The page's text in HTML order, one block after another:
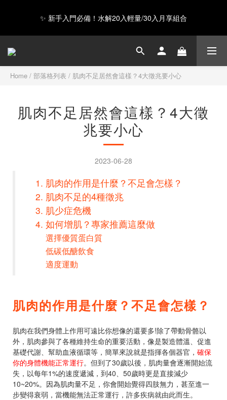
GAIA 超級蛋白全新上市，給你超級力量 ❤️
✨ 新手入門必備！水解20入輕量/30入月享組合
Happy Father's Day！指定商品輸入【LUVDAD】現享88折！點我
Home / 部落格列表 / 肌肉不足居然會這樣？4大徵兆要小心
肌肉不足居然會這樣？4大徵
兆要小心
2023-06-28
肌肉的作用是什麼？不足會怎樣？
肌肉不足的4種徵兆
肌少症危機
如何增肌？專家推薦這麼做
選擇優質蛋白質
低碳低醣飲食
適度運動
肌肉的作用是什麼？不足會怎樣？
肌肉在我們身體上作用可遠比你想像的還要多!除了帶動骨骼以
外，肌肉參與了各種維持生命的重要活動，像是製造體溫、促進
基礎代謝、幫助血液循環等，簡單來說就是指揮各個器官， 確保
你的身體機能正常運行。但到了30歲以後，肌肉量會逐漸開始流
失，以每年1%的速度遞減，到40、50歲時更是直接減少
10~20%。因為肌肉量不足，你會開始覺得四肢無力，甚至進一
步變得衰弱，當機能無法正常運行，許多疾病就由此而生。